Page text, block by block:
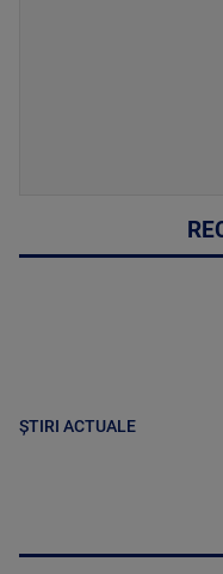
ȘTIRI ACTUALE